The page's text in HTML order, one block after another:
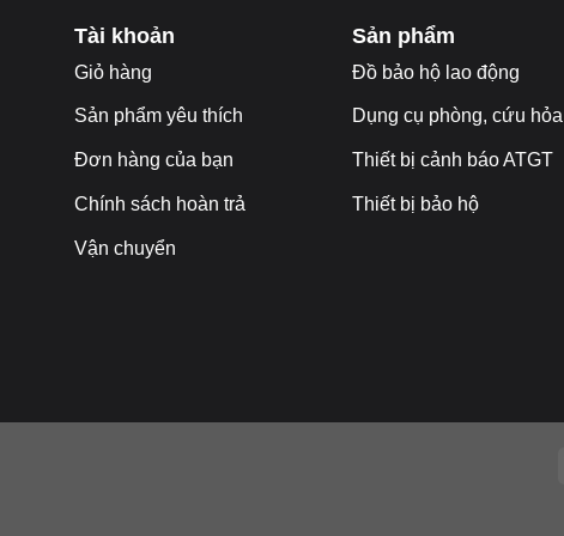
Tài khoản
Giỏ hàng
Sản phẩm yêu thích
Đơn hàng của bạn
Chính sách hoàn trả
Vận chuyển
Sản phẩm
Đồ bảo hộ lao động
Dụng cụ phòng, cứu hỏa
Thiết bị cảnh báo ATGT
Thiết bị bảo hộ